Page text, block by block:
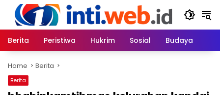
content
Berita
Peristiwa Hukrim Sosial Budaya
Home Berita
Berita